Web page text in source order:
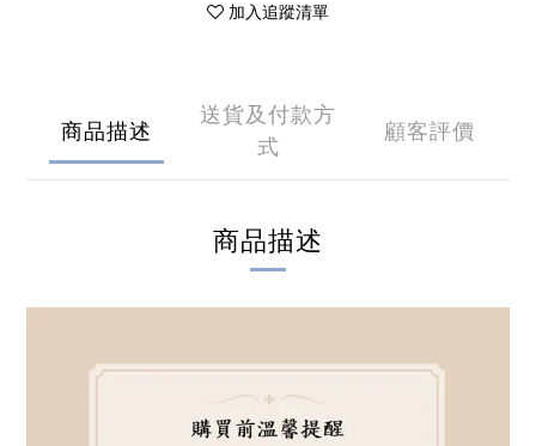
加入追蹤清單
商品描述
送貨及付款方
式
顧客評價
商品描述